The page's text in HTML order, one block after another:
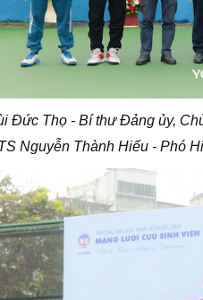
Đức Thọ - Bí thư Đảng ủy,
Nguyễn Thành Hiếu - Phó